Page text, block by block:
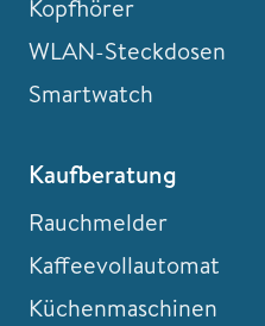
Kopfhörer
WLAN-Steckdosen
Smartwatch
Kaufberatung
Rauchmelder
Kaffeevollautomat
Küchenmaschinen